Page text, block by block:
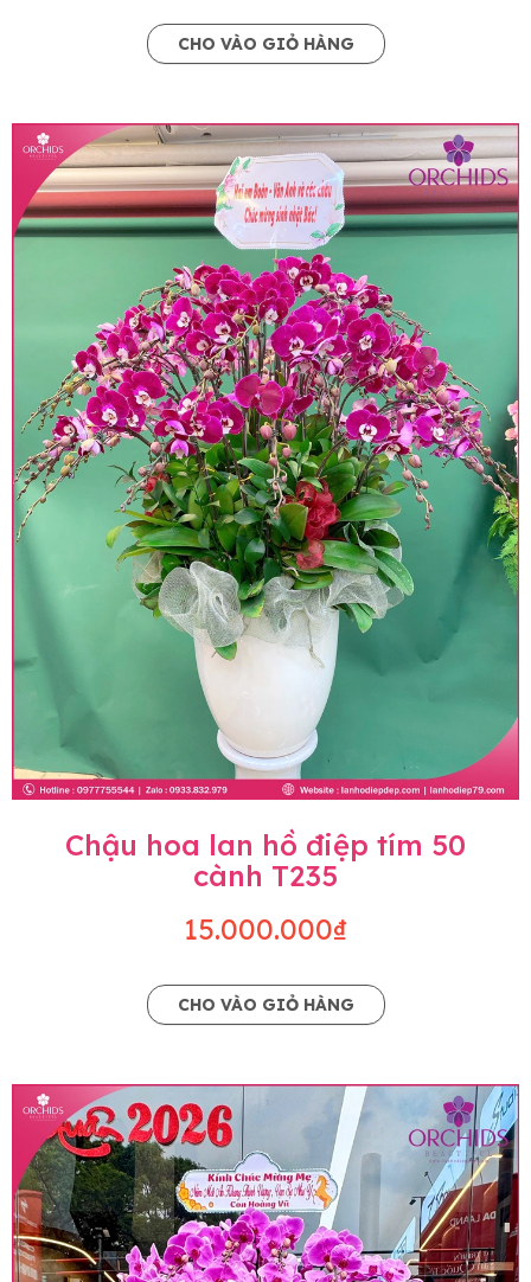
CHO VÀO GIỎ HÀNG
Chậu hoa lan hồ điệp tím 50
cành T235
15.000.000₫
CHO VÀO GIỎ HÀNG